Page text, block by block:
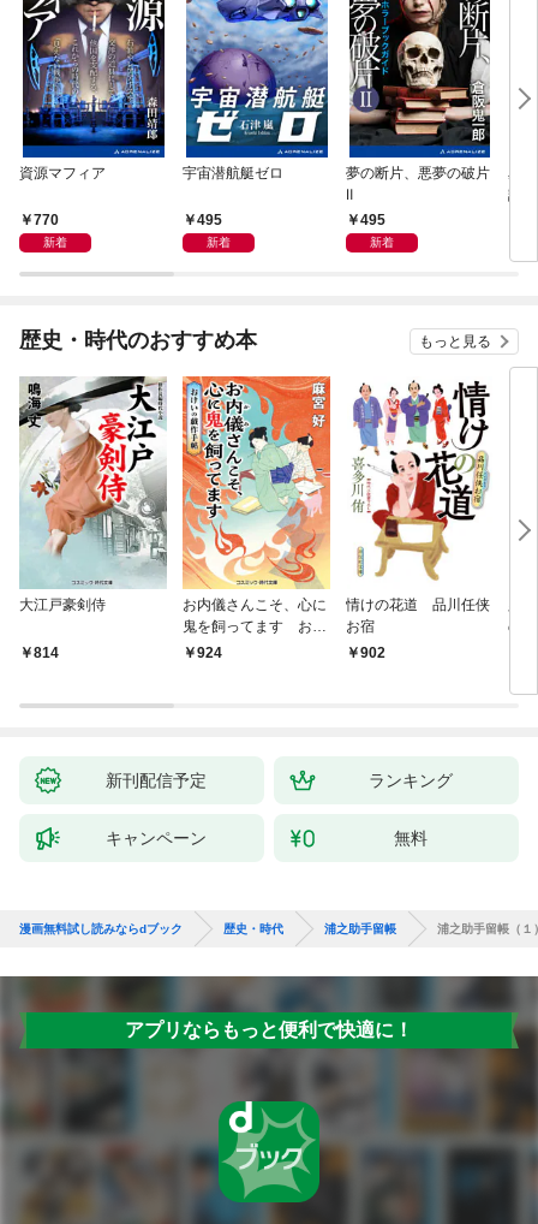
資源マフィア
770
新着
宇宙潜航艇ゼロ
495
新着
夢の断片、悪夢の破片
Ⅱ
495
新着
星
謀
歴史・時代のおすすめ本 もっと見る
大江戸豪剣侍
814
お内儀さんこそ、心に
鬼を飼ってます おけ
いの戯作手帖
924
情けの花道 品川任侠
お宿
902
の
新刊配信予定 ランキング
キャンペーン 無料
漫画無料試し読みならdブック 歴史・時代 浦之助手留帳 浦之助手留帳（
アプリならもっと便利で快適に！